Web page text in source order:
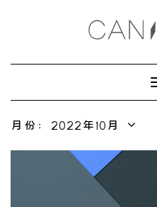
月份：2022年10月